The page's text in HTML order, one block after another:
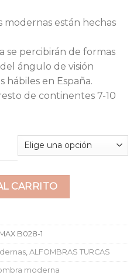
modernas están hechas
se percibirán de formas
ángulo de visión
hábiles en España.
de continentes 7-10
CARRITO
B028-1
ALFOMBRAS TURCAS
moderna